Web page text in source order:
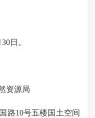
日。
资源局
10号五楼国土空间